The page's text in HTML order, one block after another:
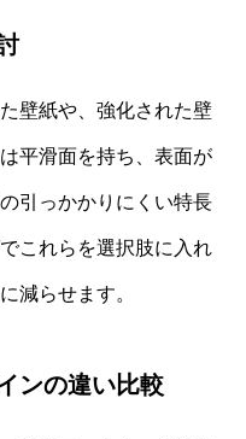
壁紙や、強化された壁
平滑面を持ち、表面が
引っかかりにくい特長
これらを選択肢に入れ
減らせます。
ンの違い比較